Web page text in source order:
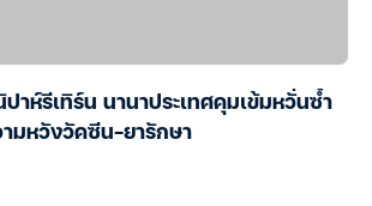
ปาห์รีเทิร์น นานาประเทศคุมเข้มหวั่นซ้ำ
ามหวังวัคซีน-ยารักษา